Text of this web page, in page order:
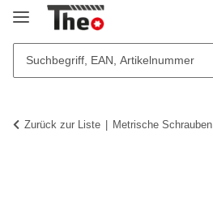
Zurück zur Liste Metrische Schrauben